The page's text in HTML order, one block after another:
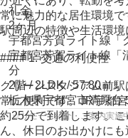
礼金
2ヶ月
宇都宮芳賀ライト線 「
宇都宮芳賀ライト線 「
分
2階 / 2LDK / 57.80㎡
栃木県宇都宮市清原台
☆リモート紹介・ご案内実施
常に魅力的な居住環境
駅周辺の特徴や生活環境
#### 1. 交通の利便性
グリーンスタジアム前
常に便利です。JR宇都
約25分で到着します。
ん、休日のお出かけに